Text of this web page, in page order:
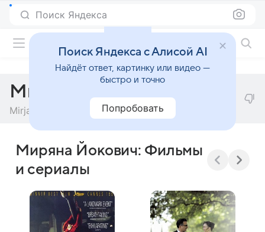
Поиск Яндекса
Миряна Йокович
Mirjana Jokovic
Миряна Йокович: Фильмы
и сериалы
Поиск Яндекса с Алисой AI
Найдёт ответ, картинку или видео —
быстро и точно
Попробовать